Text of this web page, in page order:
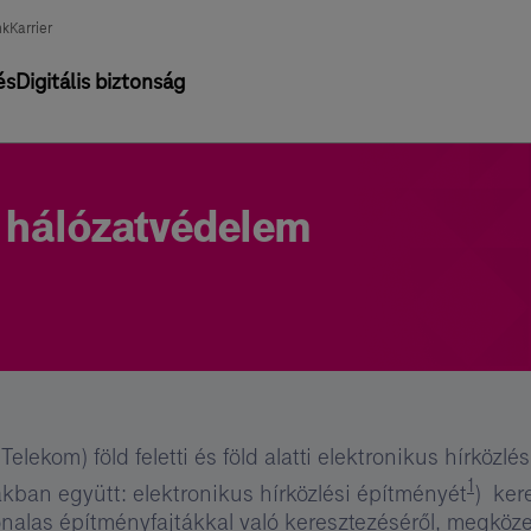
Karrier
Digitális biztonság
föld feletti és föld alatti elektronikus
együtt: elektronikus hírközlési építményét1)
építményfajtákkal való keresztezéséről,